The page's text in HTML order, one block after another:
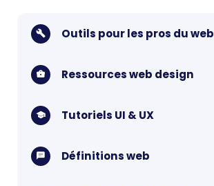
Outils pour les pros du web
Ressources web design
Tutoriels UI & UX
Définitions web